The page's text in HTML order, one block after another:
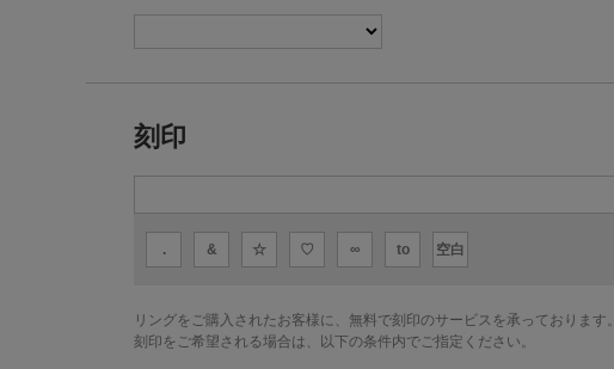
刻印
. & ☆ ♡ ∞ to 空白
リングをご購入されたお客様に、無料で刻印のサービスを承っております。
刻印をご希望される場合は、以下の条件内でご指定ください。